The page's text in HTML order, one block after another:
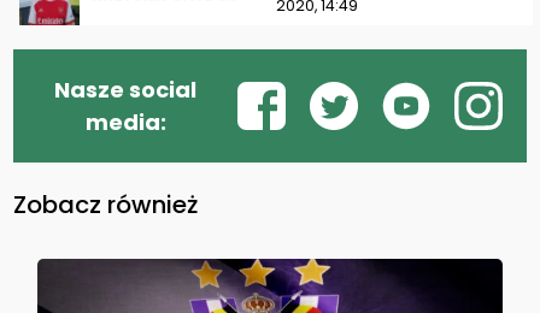
2020, 14:49
Nasze social
media:
Zobacz również